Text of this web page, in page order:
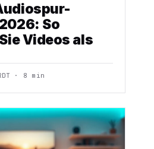
So
Videos als
· 8 min